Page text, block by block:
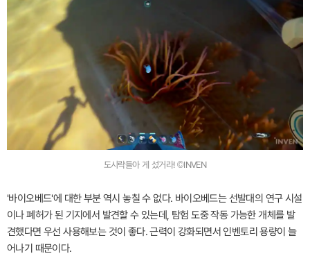
도시락들아 게 섰거라! ©INVEN
'바이오베드'에 대한 부분 역시 놓칠 수 없다. 바이오베드는 선발대의 연구 시설
이나 폐허가 된 기지에서 발견할 수 있는데, 탐험 도중 작동 가능한 개체를 발
견했다면 우선 사용해보는 것이 좋다. 근력이 강화되면서 인벤토리 용량이 늘
어나기 때문이다.